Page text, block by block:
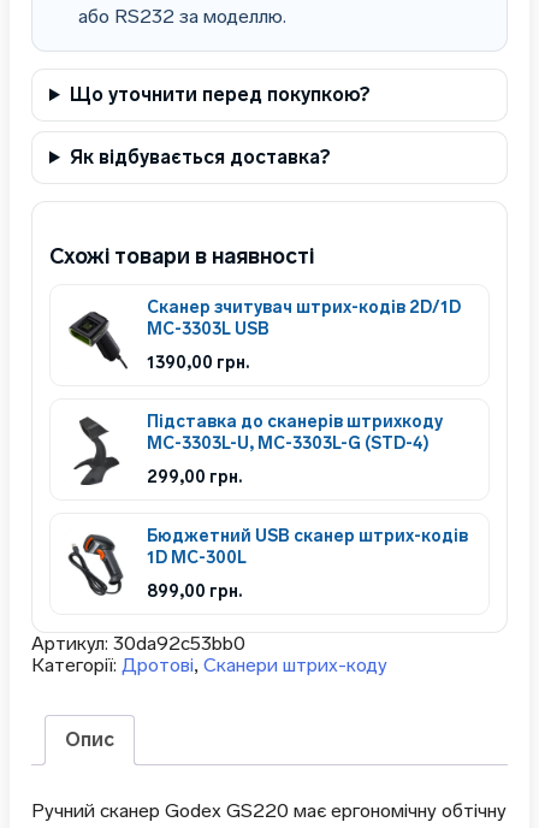
або RS232 за моделлю.
Що уточнити перед покупкою?
Як відбувається доставка?
Схожі товари в наявності
Сканер зчитувач штрих-кодів 2D/1D
MC-3303L USB
1390,00 грн.
Підставка до сканерів штрихкоду
MC-3303L-U, MC-3303L-G (STD-4)
299,00 грн.
Бюджетний USB сканер штрих-кодів
1D MC-300L
899,00 грн.
Артикул: 30da92c53bb0
Категорії: Дротові, Сканери штрих-коду
Опис
Ручний сканер Godex GS220 має ергономічну обтічну